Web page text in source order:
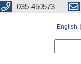
035-450573
English